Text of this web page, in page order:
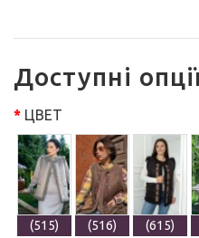
Доступні
ЦВЕТ
(515) (516) (615)